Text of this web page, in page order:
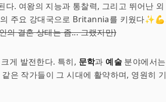
. 여왕의 지능과 통찰력, 그리고 뛰어난 외
주요 강대국으로 Britannia를 키웠다
의 결혼 상태는 좀... 그랬지만)
게 발전한다. 특히, 문학과 예술 분야에서는
같은 작가들이 그 시대에 활약하며, 영원히 기